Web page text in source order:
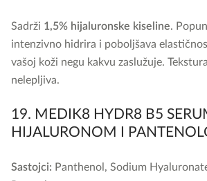
Sadrži 1,5% hijaluronske kiseline.
intenzivno hidrira i poboljšava
vašoj koži negu kakvu zaslužuje.
nelepljiva.
19. MEDIK8 HYDR8 B5
HIJALURONOM I
Sastojci: Panthenol, Sodium